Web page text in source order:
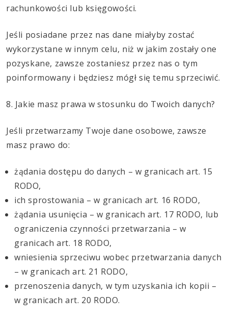
rachunkowości lub księgowości.
Jeśli posiadane przez nas dane miałyby zostać
wykorzystane w innym celu, niż w jakim zostały one
pozyskane, zawsze zostaniesz przez nas o tym
poinformowany i będziesz mógł się temu sprzeciwić.
8. Jakie masz prawa w stosunku do Twoich danych?
Jeśli przetwarzamy Twoje dane osobowe, zawsze
masz prawo do:
żądania dostępu do danych – w granicach art. 15
RODO,
ich sprostowania – w granicach art. 16 RODO,
żądania usunięcia – w granicach art. 17 RODO, lub
ograniczenia czynności przetwarzania – w
granicach art. 18 RODO,
wniesienia sprzeciwu wobec przetwarzania danych
– w granicach art. 21 RODO,
przenoszenia danych, w tym uzyskania ich kopii –
w granicach art. 20 RODO.